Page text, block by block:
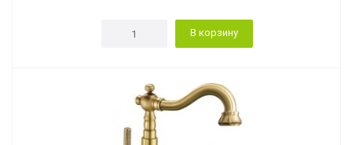
В корзину